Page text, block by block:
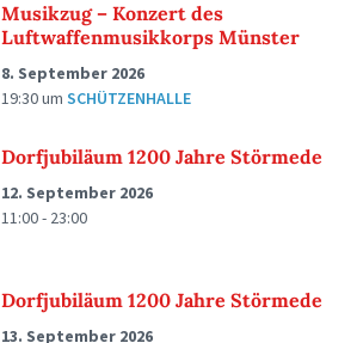
Musikzug – Konzert des
Luftwaffenmusikkorps Münster
8. September 2026
19:30um SCHÜTZENHALLE
Dorfjubiläum 1200 Jahre Störmede
12. September 2026
11:00 - 23:00
Dorfjubiläum 1200 Jahre Störmede
13. September 2026